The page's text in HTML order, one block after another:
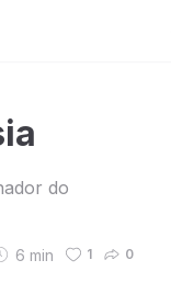
do
6 min 1 0